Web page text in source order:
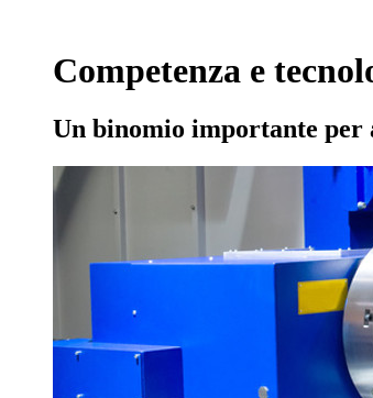
Competenza e
Un binomio importante per